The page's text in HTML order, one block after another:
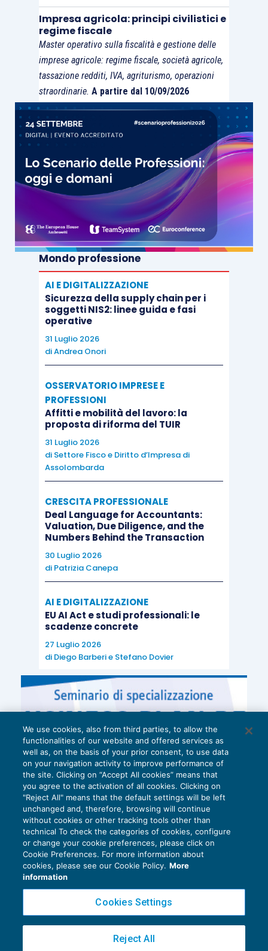
29.09.2017,il Mise ha riconosciuto l’estensione
della riconducibilità al credito d’imposta delle
attività di ricerca ed ideazione estetica e
realizzazione dei prototipi anche ad altri settori
afferenti alla produzione creativa,
secondo un’elencazione non esaustiva i seguenti:
calzature;
gioielleria;
ceramica.
Impresa agricola: principi civilistici e
regime fiscale
Master operativo sulla fiscalità e gestione delle
imprese agricole: regime fiscale, società agricole,
tassazione redditi, IVA, agriturismo, operazioni
straordinarie. A partire dal 10/09/2026
Mondo professione
AI E DIGITALIZZAZIONE
Sicurezza della supply chain per i
soggetti NIS2: linee guida e fasi
operative
31 Luglio 2026
diAndrea Onori
OSSERVATORIO IMPRESE E
PROFESSIONI
Affitti e mobilità del lavoro: la
proposta di riforma del TUIR
31 Luglio 2026
di Settore Fisco e Diritto d’Impresa di
Assolombarda
CRESCITA PROFESSIONALE
Deal Language for Accountants:
Valuation, Due Diligence, and the
Numbers Behind the Transaction
30 Luglio 2026
di Patrizia Canepa
AI E DIGITALIZZAZIONE
EU AI Act e studi professionali: le
scadenze concrete
27 Luglio 2026
di Diego Barberie Stefano Dovier
Privacy Policy
Cookie Policy
Copyright 2016 ©Gruppo Euroconference S.p.A.v2.32.2
Piazza Luigi Einaudi, 10N01 - 20124 Milano - info@ecnews.it
We use cookies, also from third parties, to allow the
functionalities of our website and offered services as
well as, on the basis of your prior consent, to use data
on your navigation activity to improve performance of
the site. Clicking on “Accept All cookies” means that
you agree to the activation of all cookies. Clicking on
"Reject All" means that the default settings will be left
unchanged and, therefore, browsing will continue
without cookies or other tracking tools other than
technical To check the categories of cookies, configure
or change your cookie preferences, please click on
Cookie Preferences. For more information about
cookies, please see our Cookie Policy. More
information
Cookies Settings
Reject All